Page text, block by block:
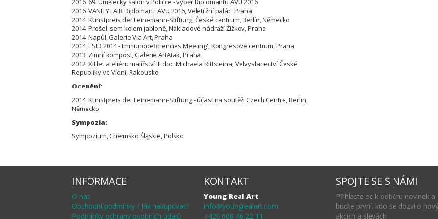
2016 69. Umělecký salon v Poličce - výběr Diplomantů AVU 2016
2016 VANITY FAIR Diplomanti AVU 2016, Veletržní palác, Praha
2014 Kunstpreis der Leinemann-Stiftung, České centrum, Berlín, Německo
2014 Prošel jsem kolem jabloně, Nákladové nádraží Žižkov, Praha
2014 Napůl, Galerie Via Art, Praha
2014 ESID 2014 - Immunodeficiencies Meeting', Kongresové centrum, Praha
2013 Zimní kompost, Galerie ArtAtak, Praha
2012 XII let ateliéru malířství III doc. Michaela Rittsteina, Velvyslanectví České
Republiky ve Vídni, Rakousko
Ocenění:
2014 Kunstpreis der Leinemann-Stiftung - účast na soutěži Czech Centre, Berlin,
Německo
Sympozia:
Sympozium, Chełmsko Śląskie, Polsko
INFORMACE
O nás
Obchodní podmínky / Jak nakupovat?
Podmínky ochrany osobních údajů
KONTAKT
Young Real Art
info@youngrealart.com
+420 608 46 22 11
SPOJTE SE S NÁMI
Přihlaste se k odběru novinek a
buďte první, kdo se dozví o
akcích a slevách